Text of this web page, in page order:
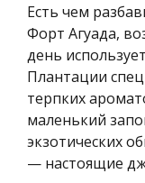
Есть чем
Форт Агуада,
день
Плантации
терпких
маленький
экзотических
— настоящие